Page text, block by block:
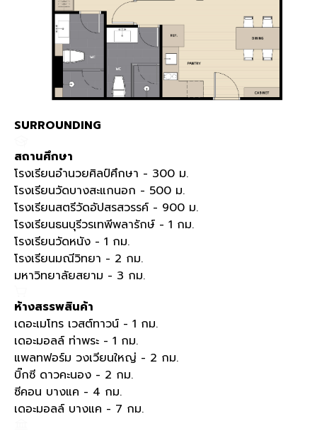
SURROUNDING
สถานศึกษา
โรงเรียนอำนวยศิลป์ศึกษา - 300 ม.
โรงเรียนวัดบางสะแกนอก - 500 ม.
โรงเรียนสตรีวัดอัปสรสวรรค์ - 900 ม.
โรงเรียนธนบุรีวรเทพีพลารักษ์ - 1 กม.
โรงเรียนวัดหนัง - 1 กม.
โรงเรียนมณีวิทยา - 2 กม.
มหาวิทยาลัยสยาม - 3 กม.
ห้างสรรพสินค้า
เดอะเมโทร เวสต์ทาวน์ - 1 กม.
เดอะมอลล์ ท่าพระ - 1 กม.
แพลทฟอร์ม วงเวียนใหญ่ - 2 กม.
บิ๊กซี ดาวคะนอง - 2 กม.
ซีคอน บางแค - 4 กม.
เดอะมอลล์ บางแค - 7 กม.